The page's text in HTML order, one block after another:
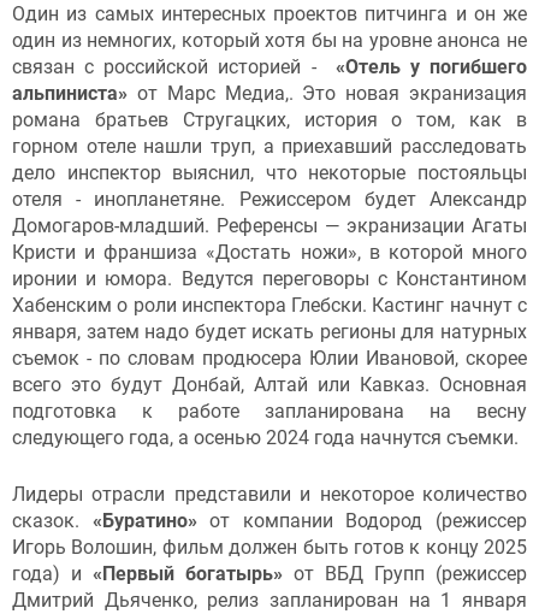
Один из самых интересных проектов питчинга и он же
один из немногих, который хотя бы на уровне анонса не
связан с российской историей - «Отель у погибшего
альпиниста» от Марс Медиа,. Это новая экранизация
романа братьев Стругацких, история о том, как в
горном отеле нашли труп, а приехавший расследовать
дело инспектор выяснил, что некоторые постояльцы
отеля - инопланетяне. Режиссером будет Александр
Домогаров-младший. Референсы — экранизации Агаты
Кристи и франшиза «Достать ножи», в которой много
иронии и юмора. Ведутся переговоры с Константином
Хабенским о роли инспектора Глебски. Кастинг начнут с
января, затем надо будет искать регионы для натурных
съемок - по словам продюсера Юлии Ивановой, скорее
всего это будут Донбай, Алтай или Кавказ. Основная
подготовка к работе запланирована на весну
следующего года, а осенью 2024 года начнутся съемки.
Лидеры отрасли представили и некоторое количество
сказок. «Буратино» от компании Водород (режиссер
Игорь Волошин, фильм должен быть готов к концу 2025
года) и «Первый богатырь» от ВБД Групп (режиссер
Дмитрий Дьяченко, релиз запланирован на 1 января